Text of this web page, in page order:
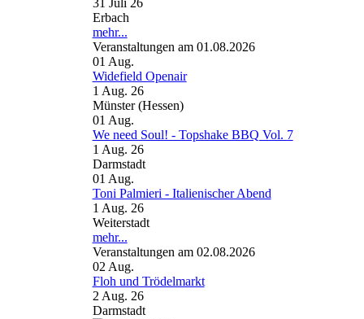
31 Juli 26
Erbach
mehr...
Veranstaltungen am 01.08.2026
01 Aug.
Widefield Openair
1 Aug. 26
Münster (Hessen)
01 Aug.
We need Soul! - Topshake BBQ Vol. 7
1 Aug. 26
Darmstadt
01 Aug.
Toni Palmieri - Italienischer Abend
1 Aug. 26
Weiterstadt
mehr...
Veranstaltungen am 02.08.2026
02 Aug.
Floh und Trödelmarkt
2 Aug. 26
Darmstadt